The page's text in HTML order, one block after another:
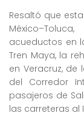
Resaltó que
acueductos en
Tren Maya, la
en Veracruz, de
del Corredor
pasajeros de
las carreteras al